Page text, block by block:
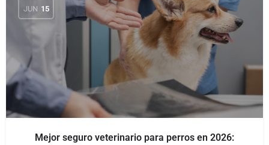
JUN 15
Mejor seguro veterinario para perros en 2026: